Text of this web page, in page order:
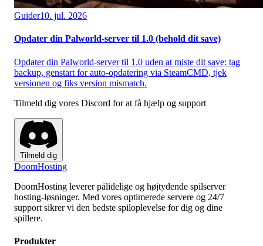
Guider10. jul. 2026
Opdater din Palworld-server til 1.0 (behold dit save)
Opdater din Palworld-server til 1.0 uden at miste dit save: tag
backup, genstart for auto-opdatering via SteamCMD, tjek
versionen og fiks version mismatch.
Tilmeld dig vores Discord for at få hjælp og support
Tilmeld dig
DoomHosting
DoomHosting leverer pålidelige og højtydende spilserver
hosting-løsninger. Med vores optimerede servere og 24/7
support sikrer vi den bedste spiloplevelse for dig og dine
spillere.
Produkter